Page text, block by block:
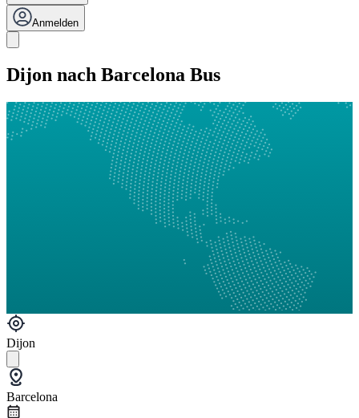
Anmelden
Dijon nach Barcelona Bus
Dijon
Barcelona